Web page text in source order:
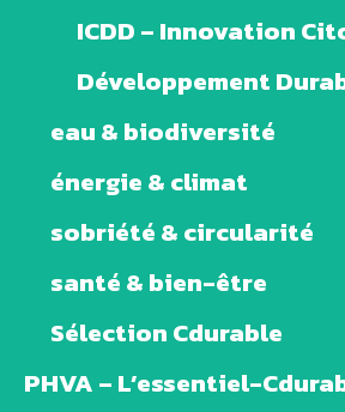
ICDD – Innovation
Développement
eau & biodiversité
énergie & climat
sobriété & circularité
santé & bien-être
Sélection Cdurable
PHVA – L’essentiel-